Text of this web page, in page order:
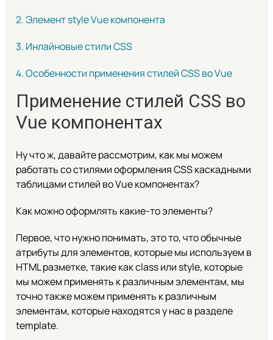
2. Элемент style Vue компонента
3. Инлайновые стили CSS
4. Особенности применения стилей CSS во Vue
Применение стилей CSS во
Vue компонентах
Ну что ж, давайте рассмотрим, как мы можем
работать со стилями оформления CSS каскадными
таблицами стилей во Vue компонентах?
Как можно оформлять какие-то элементы?
Первое, что нужно понимать, это то, что обычные
атрибуты для элементов, которые мы используем в
HTML разметке, такие как class или style, которые
мы можем применять к различным элементам, мы
точно также можем применять к различным
элементам, которые находятся у нас в разделе
template.